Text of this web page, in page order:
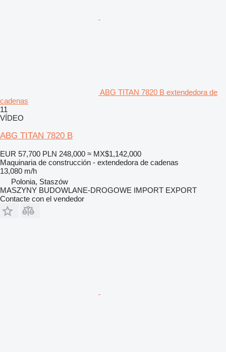
ABG TITAN 7820 B extendedora de
cadenas
11
VÍDEO
ABG TITAN 7820 B
EUR 57,700 PLN 248,000 ≈ MX$1,142,000
Maquinaria de construcción - extendedora de cadenas
13,080 m/h
Polonia, Staszów
MASZYNY BUDOWLANE-DROGOWE IMPORT EXPORT
Contacte con el vendedor